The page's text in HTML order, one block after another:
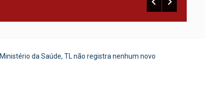
da Saúde, TL não registra nenhum novo